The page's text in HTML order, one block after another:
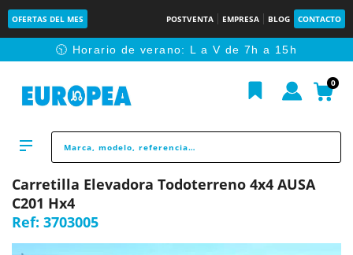
OFERTAS DEL MES POSTVENTA EMPRESA BLOG CONTACTO
🕥 Horario de verano: L a V de 7h a 15h
0
Carretilla Elevadora Todoterreno 4x4 AUSA
C201 Hx4
Ref: 3703005